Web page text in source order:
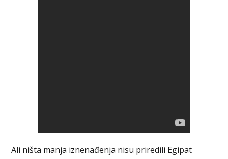
Ali ništa manja iznenađenja nisu priredili Egipat